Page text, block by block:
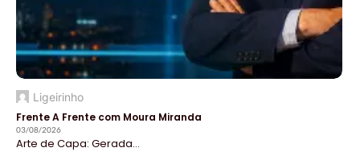
Ligeirinho
Frente A Frente com Moura Miranda
03/08/2026
Arte de Capa: Gerada...